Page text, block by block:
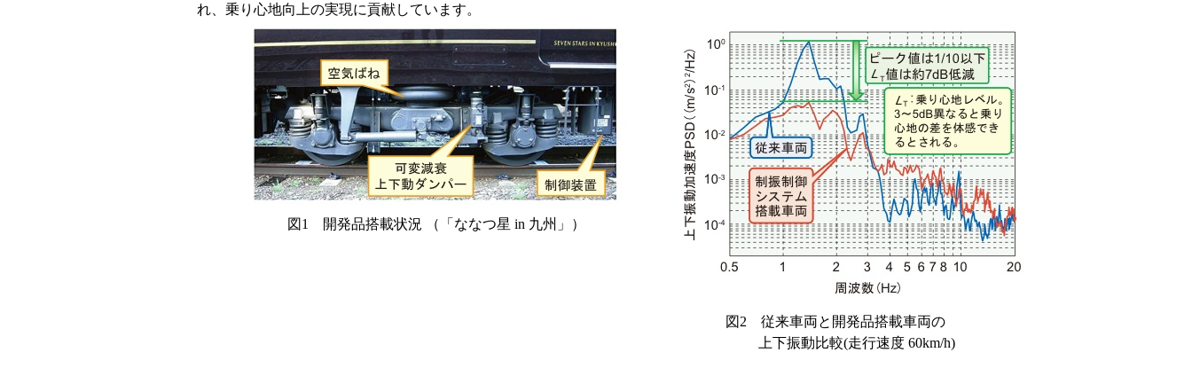
れ、乗り心地向上の実現に貢献しています。
図1 開発品搭載状況 （「ななつ星 in 九州」）
図2 従来車両と開発品搭載車両の
上下振動比較(走行速度 60km/h)